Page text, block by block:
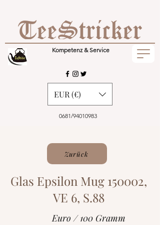
Kompetenz & Service
0681/94010983
EUR (€)
Zurück
Glas Epsilon Mug 150002,
VE 6, S.88
Euro / 100 Gramm